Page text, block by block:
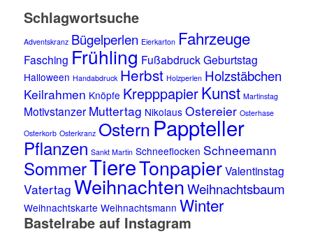
Schlagwortsuche
Adventskranz Bügelperlen Eierkarton Fahrzeuge
Fasching Frühling Fußabdruck Geburtstag
Halloween Handabdruck Herbst Holzperlen Holzstäbchen
Keilrahmen Knöpfe KrepppapierKunst Martinstag
Motivstanzer Muttertag Nikolaus Ostereier Osterhase
Osterkorb Osterkranz OsternPappteller
Pflanzen Sankt Martin Schneeflocken Schneemann
SommerTiereTonpapier Valentinstag
Vatertag WeihnachtenWeihnachtsbaum
Weihnachtskarte Weihnachtsmann Winter
Bastelrabe auf Instagram